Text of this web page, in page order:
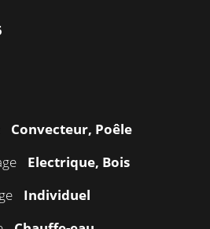
Convecteur, Poêle
Electrique, Bois
Individuel